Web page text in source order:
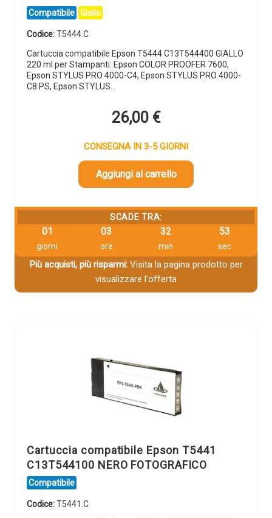
Compatibile Giallo
Codice:T5444.C
Cartuccia compatibile Epson T5444 C13T544400 GIALLO
220 ml per Stampanti: Epson COLOR PROOFER 7600,
Epson STYLUS PRO 4000-C4, Epson STYLUS PRO 4000-
C8 PS, Epson STYLUS…
26,00 €
CONSEGNA IN 3-5 GIORNI
Aggiungi al carrello
SCADE TRA:
01
giorni
03
ore
32
min
53
sec
Più acquisti, più risparmi:Visita la pagina prodotto per
visualizzare l'offerta
Cartuccia compatibile Epson T5441
C13T544100 NERO FOTOGRAFICO
Compatibile
Codice:T5441.C